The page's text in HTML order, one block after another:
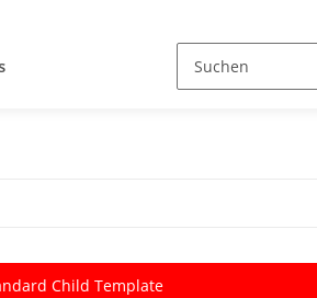
Child Template